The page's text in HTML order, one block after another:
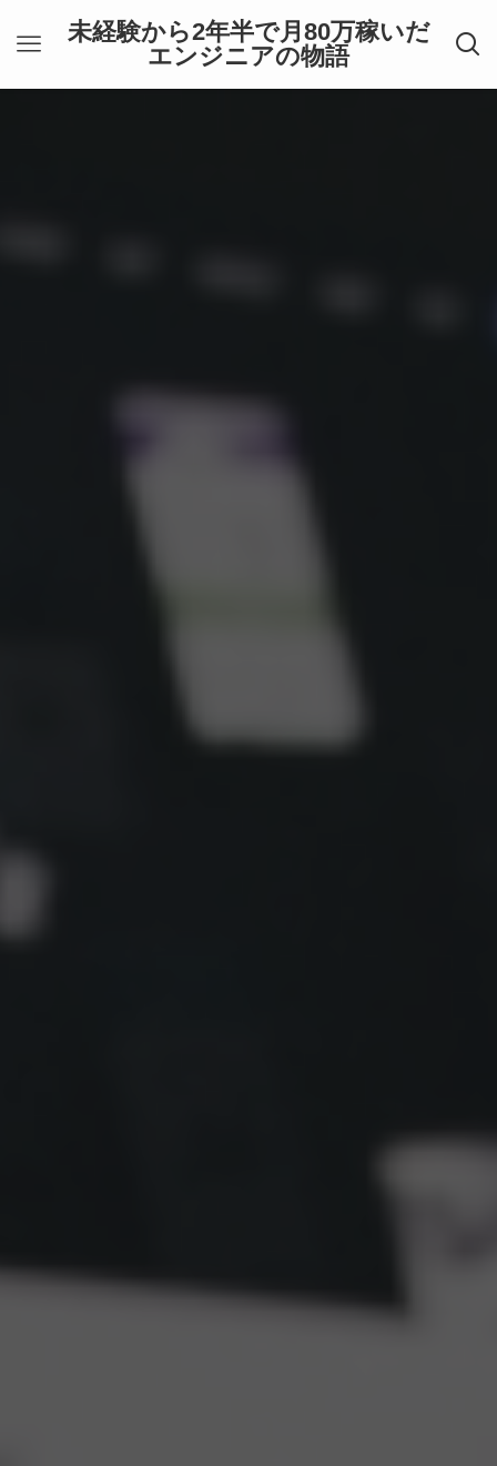
未経験から2年半で月80万稼いだ
エンジニアの物語